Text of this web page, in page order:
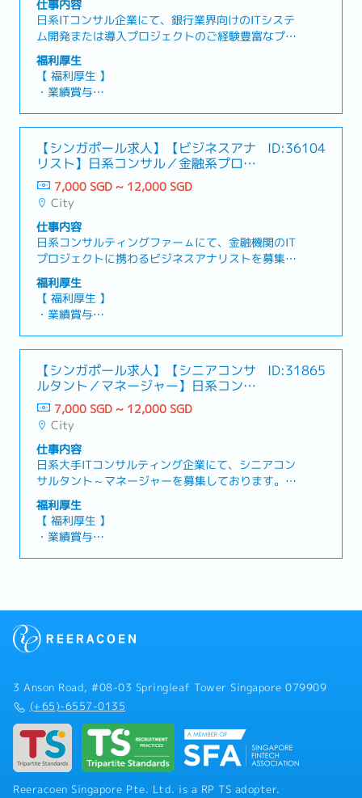
立ち上げから完了まで、チームをリードし円滑に推
進・クライアントの期待値を適切に管理し、企業イ
メージの維持・向上に貢献
仕事内容
日系ITコンサル企業にて、銀行業界向けのITシステ
ム開発または導入プロジェクトのご経験豊富なプロ
ジェクトマネージャー（シニアレベル）を募集して
います。本ポジションでは、大規模な銀行システム
の開発または導入に関するプロジェクトをリードい
ただきます。日本語を使用するステークホルダーや
多国籍の社内チームと連携し、プロジェクトの計画
【 業務内容 】・プロジェクトの全体管理（アプロ
ーチおよび計画策定、タイムラインと進捗管理、課
題・リスク管理、リソース配分、ガバナンス報告な
ど）・銀行システムの開発または導入プロジェクト
におけるプロセスの理解と遂行・複数の部門やチー
ムとの連携を通じ、スコープ・納期・予算に沿った
成果物の提供を推進・日系顧客および社内チームと
の調整を行い、プロジェクト目標や期待値を共有・
整合
福利厚生
【 福利厚生 】
・業績賞与
・病気休暇：年14日
・保険：包括的な給付金
・交通費：会社規定にて支給
【シンガポール求人】【ビジネスアナ
リスト】日系コンサル／金融系プロジ
ェクト
ID:36104
7,000 SGD ~ 12,000 SGD
City
仕事内容
日系コンサルティングファーㇺにて、金融機関のIT
プロジェクトに携わるビジネスアナリストを募集し
ています。チームや拠点、日本本社との連携を図り
ながら、プロジェクト全体の状況を管理するポジシ
ョンとなります。【 業務内容 】・プロジェクト管
理資料（マスタースケジュール、タスクリスト、
WBS、課題リストなど）のアップデート・管理・ク
状況の確認、課題の抽出・プロジェクトの全体的な
状況をグローバルスケールで把握、また他拠点への
展開・地域や拠点における定例ミーティング・委員
会会合のプレゼンテーション資料作成・方針会議の
準備のため、クライアントのメンバーや経営陣との
コミュニケーション企画・促進
福利厚生
【 福利厚生 】
・業績賞与
・医療保険
・交通費
【シンガポール求人】【シニアコンサ
ルタント／マネージャー】日系コンサ
ル（金融プロジェクト）
ID:31865
7,000 SGD ~ 12,000 SGD
City
仕事内容
日系大手ITコンサルティング企業にて、シニアコン
サルタント～マネージャーを募集しております。日
系メガバンクにおけるIT開発案件のマネジメントを
担当いただきます。【 業務内容 】・コンサルタン
トとして、ITチーム内のプロジェクトマネジメント
業務・企画立案・資料作成・レポーティング、ドキ
ュメンテーション業務、エンドユーザーのサポー
率的なチーム運営
福利厚生
【 福利厚生 】
・業績賞与
3 Anson Road, #08-03 Springleaf Tower Singapore 079909
(+65)-6557-0135
Reeracoen Singapore Pte. Ltd. is a RP TS adopter.